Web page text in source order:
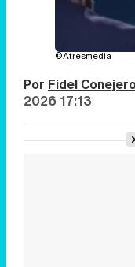
©Atresmedia
Por Fidel
2026 17:13